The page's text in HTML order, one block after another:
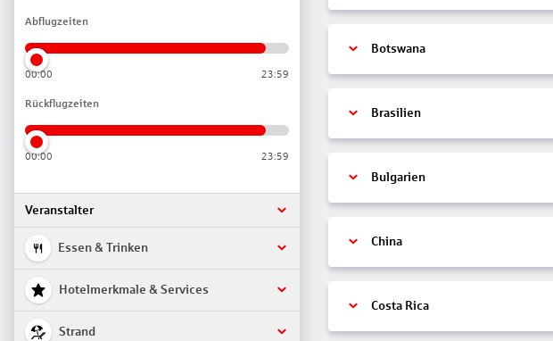
Abflugzeiten
00:00 23:59
Rückflugzeiten
00:00 23:59
Veranstalter
Essen & Trinken
Hotelmerkmale & Services
Strand
Botswana
Brasilien
Bulgarien
China
Costa Rica